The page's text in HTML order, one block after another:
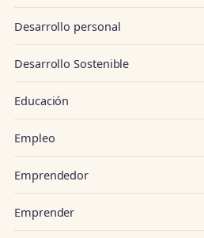
Desarrollo personal
Desarrollo Sostenible
Educación
Empleo
Emprendedor
Emprender